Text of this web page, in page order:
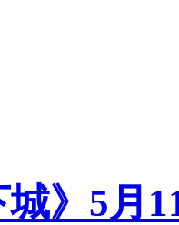
城》5月